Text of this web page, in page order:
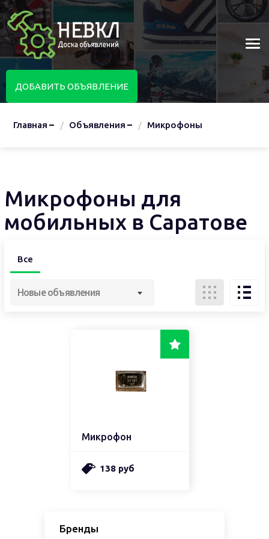
ДОБАВИТЬ ОБЪЯВЛЕНИЕ
Главная Объявления Микрофоны
Микрофоны для
мобильных в Саратове
Все
Новые объявления
Микрофон
138 руб
Бренды